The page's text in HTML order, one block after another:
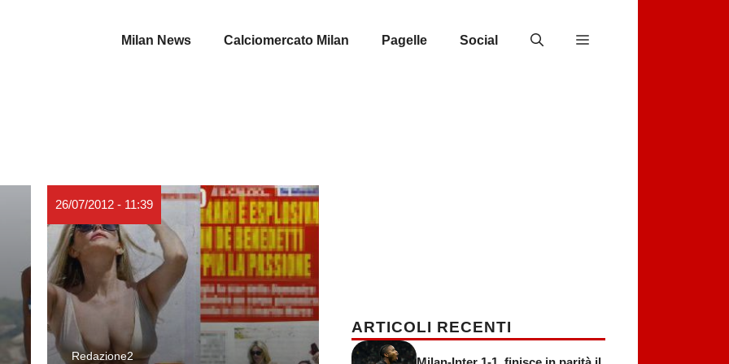
Milan News Calciomercato Milan Pagelle Social
26/07/2012 - 11:39
Redazione2
ARTICOLI RECENTI